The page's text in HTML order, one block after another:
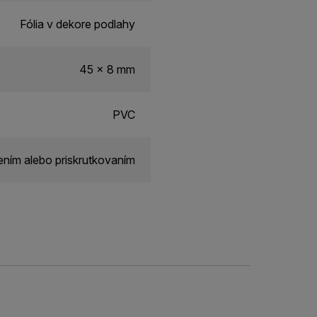
Fólia v dekore podlahy
45 x 8 mm
PVC
alebo priskrutkovaním